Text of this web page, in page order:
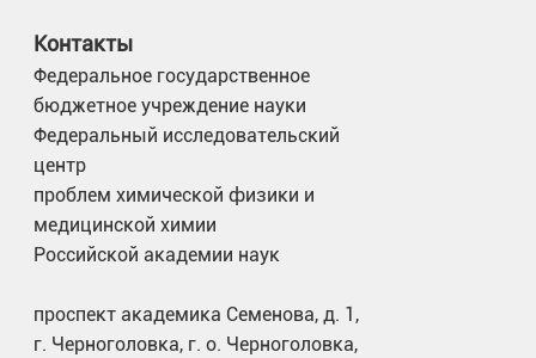
Контакты
Федеральное государственное
бюджетное учреждение науки
Федеральный исследовательский
центр
проблем химической физики и
медицинской химии
Российской академии наук
проспект академика Семенова, д. 1,
г. Черноголовка, г. о. Черноголовка,